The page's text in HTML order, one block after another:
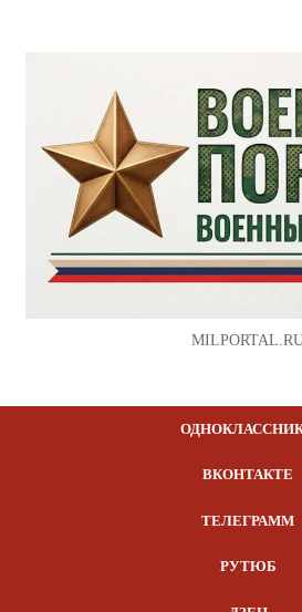
ВКОНТАКТЕ
ТЕЛЕГРАММ
РУТЮБ